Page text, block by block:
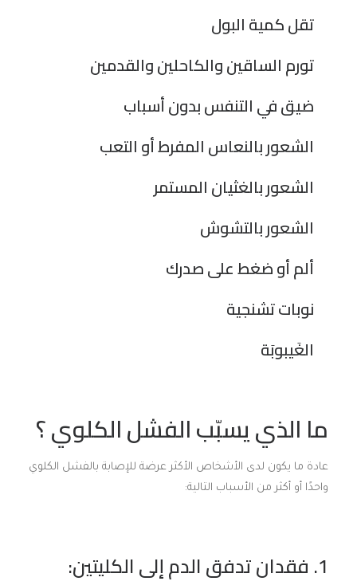
تقل كمية البول
تورم الساقين والكاحلين والقدمين
ضيق في التنفس بدون أسباب
الشعور بالنعاس المفرط أو التعب
الشعور بالغثيان المستمر
الشعور بالتشوش
ألم أو ضغط على صدرك
نوبات تشنجية
الغَيبوبَة
ما الذي يسبّب الفشل الكلوي ؟
عادة ما يكون لدى الأشخاص الأكثر عرضة للإصابة بالفشل الكلوي
واحدًا أو أكثر من الأسباب التالية:
1. فقدان تدفق الدم إلى الكليتين: